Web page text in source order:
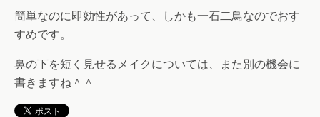
簡単なのに即効性があって、しかも一石二鳥なのでおす
すめです。
鼻の下を短く見せるメイクについては、また別の機会に
書きますね＾＾